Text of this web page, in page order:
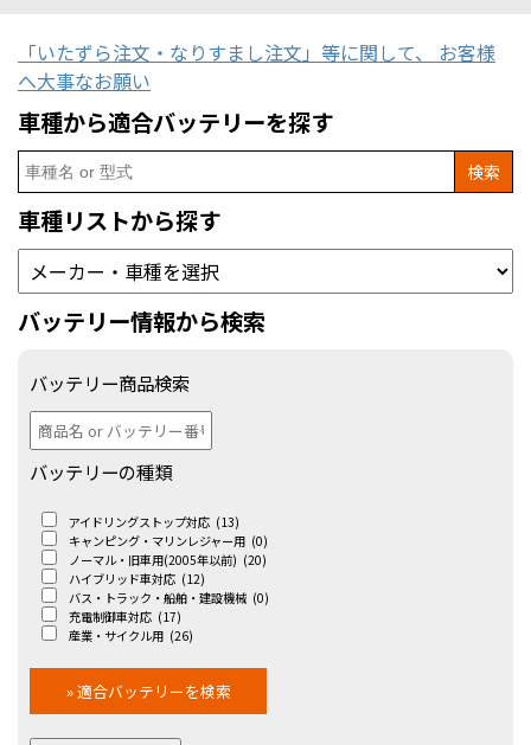
「いたずら注文・なりすまし注文」等に関して、 お客様
へ大事なお願い
車種から適合バッテリーを探す
Search
for:
車種リストから探す
バッテリー情報から検索
バッテリー商品検索
バッテリーの種類
アイドリングストップ対応 (13)
キャンピング・マリンレジャー用 (0)
ノーマル・旧車用(2005年以前) (20)
ハイブリッド車対応 (12)
バス・トラック・船舶・建設機械 (0)
充電制御車対応 (17)
産業・サイクル用 (26)